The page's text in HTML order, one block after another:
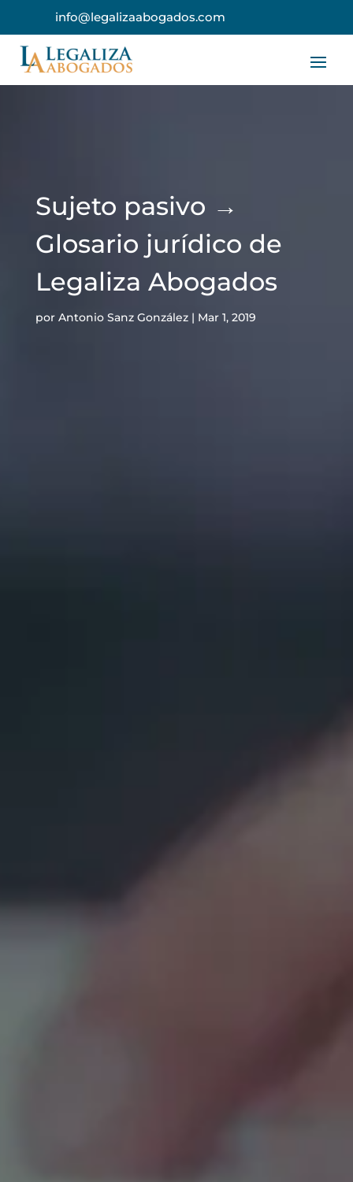
info@legalizaabogados.com
Sujeto pasivo →
Glosario jurídico de
Legaliza Abogados
por Antonio Sanz González| Mar 1, 2019